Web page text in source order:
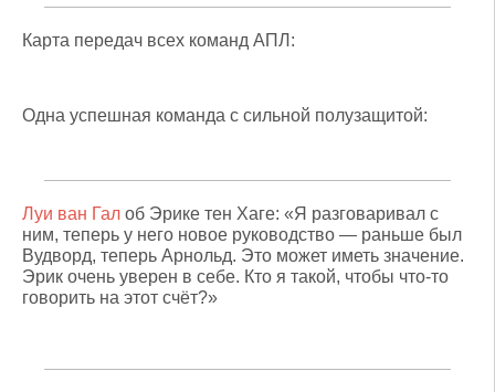
Карта передач всех команд АПЛ:
Одна успешная команда с сильной полузащитой:
Луи ван Гал об Эрике тен Хаге: «Я разговаривал с
ним, теперь у него новое руководство — раньше был
Вудворд, теперь Арнольд. Это может иметь значение.
Эрик очень уверен в себе. Кто я такой, чтобы что-то
говорить на этот счёт?»